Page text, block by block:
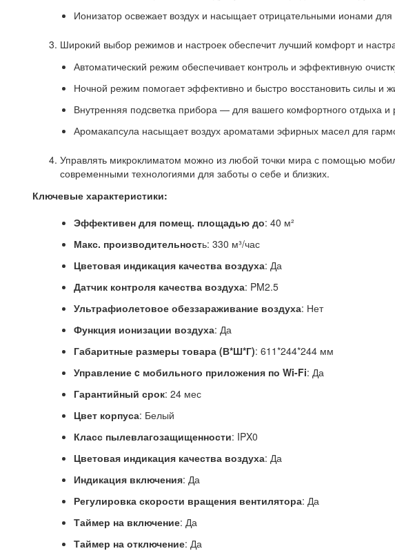
Ионизатор освежает воздух и насыщает отрицательными ионами
Широкий выбор режимов и настроек обеспечит лучший комфорт и
Автоматический режим обеспечивает контроль и эффективную
Ночной режим помогает эффективно и быстро восстановить силы и
Внутренняя подсветка прибора — для вашего комфортного отдыха и
Аромакапсула насыщает воздух ароматами эфирных масел для
Управлять микроклиматом можно из любой точки мира с помощью
современными технологиями для заботы о себе и близких.
Ключевые характеристики:
Эффективен для помещ. площадью до: 40 м²
Макс. производительность: 330 м³/час
Цветовая индикация качества воздуха: Да
Датчик контроля качества воздуха: PM2.5
Ультрафиолетовое обеззараживание воздуха: Нет
Функция ионизации воздуха: Да
Габаритные размеры товара (В*Ш*Г): 611*244*244 мм
Управление c мобильного приложения по Wi-Fi: Да
Гарантийный срок: 24 мес
Цвет корпуса: Белый
Класс пылевлагозащищенности: IPX0
Цветовая индикация качества воздуха: Да
Индикация включения: Да
Регулировка скорости вращения вентилятора: Да
Таймер на включение: Да
Таймер на отключение: Да